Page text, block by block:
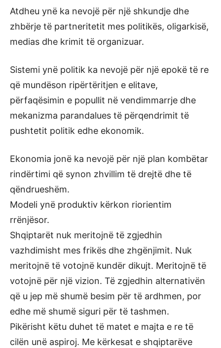
Atdheu ynë ka nevojë për një shkundje dhe
zhbërje të partneritetit mes politikës, oligarkisë,
medias dhe krimit të organizuar.
Sistemi ynë politik ka nevojë për një epokë të re
që mundëson ripërtëritjen e elitave,
përfaqësimin e popullit në vendimmarrje dhe
mekanizma parandalues të përqendrimit të
pushtetit politik edhe ekonomik.
Ekonomia jonë ka nevojë për një plan kombëtar
rindërtimi që synon zhvillim të drejtë dhe të
qëndrueshëm.
Modeli ynë produktiv kërkon riorientim
rrënjësor.
Shqiptarët nuk meritojnë të zgjedhin
vazhdimisht mes frikës dhe zhgënjimit. Nuk
meritojnë të votojnë kundër dikujt. Meritojnë të
votojnë për një vizion. Të zgjedhin alternativën
që u jep më shumë besim për të ardhmen, por
edhe më shumë siguri për të tashmen.
Pikërisht këtu duhet të matet e majta e re të
cilën unë aspiroj. Me kërkesat e shqiptarëve